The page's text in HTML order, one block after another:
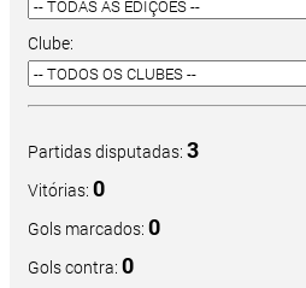
Clube:
Partidas disputadas: 3
Vitórias: 0
Gols marcados: 0
Gols contra: 0